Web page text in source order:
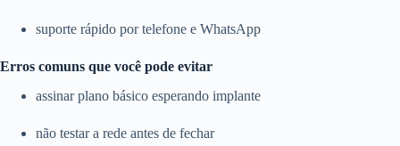
suporte rápido por telefone e WhatsApp
Erros comuns que você pode evitar
assinar plano básico esperando implante
não testar a rede antes de fechar